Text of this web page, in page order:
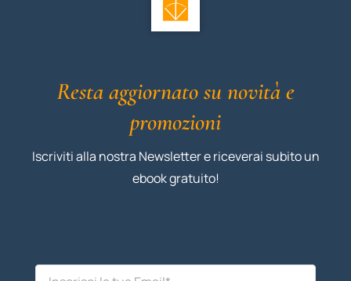
Resta aggiornato su novità e
promozioni
Iscriviti alla nostra Newsletter e riceverai subito un
ebook gratuito!